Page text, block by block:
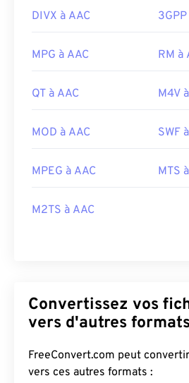
DIVX à AAC
MPG à AAC RM à
QT à AAC M4V
MOD à AAC SWF
MPEG à AAC MTS
M2TS à AAC
Convertissez vos
vers d'autres
FreeConvert.com peut convertir
vers ces autres formats :